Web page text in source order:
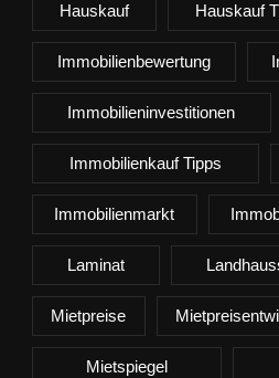
Hauskauf Hauskauf
Immobilienbewertung
Immobilieninvestitionen
Immobilienkauf Tipps
Immobilienmarkt
Laminat
Mietpreise
Mietspiegel